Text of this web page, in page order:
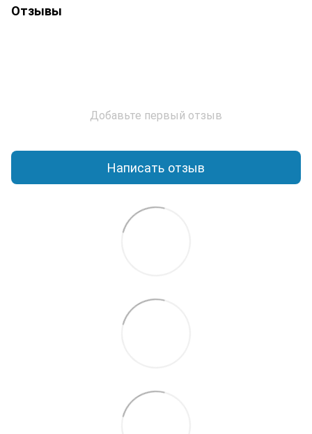
Отзывы
Добавьте первый отзыв
Написать отзыв